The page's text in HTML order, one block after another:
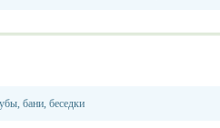
бани, беседки